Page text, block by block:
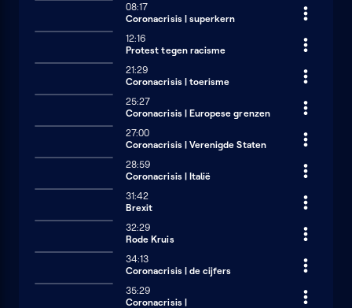
08:17
Coronacrisis | superkern
12:16
Protest tegen racisme
21:29
Coronacrisis | toerisme
25:27
Coronacrisis | Europese grenzen
27:00
Coronacrisis | Verenigde Staten
28:59
Coronacrisis | Italië
31:42
Brexit
32:29
Rode Kruis
34:13
Coronacrisis | de cijfers
35:29
Coronacrisis |